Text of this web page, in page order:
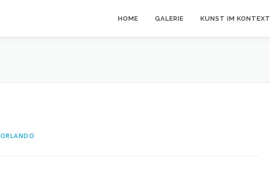
HOME GALERIE KUNST IM KONTEXT
ORLANDO